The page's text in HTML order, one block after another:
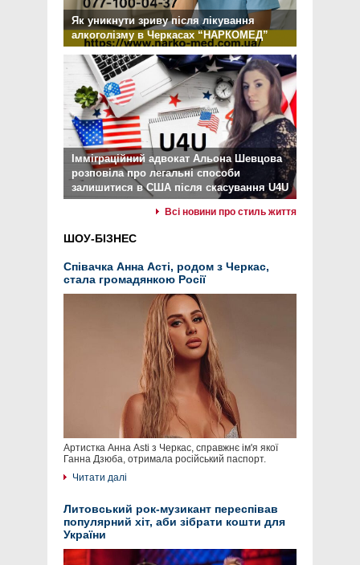
Як уникнути зриву після лікування
алкоголізму в Черкасах “НАРКОМЕД”
Імміграційний адвокат Альона Шевцова
розповіла про легальні способи
залишитися в США після скасування U4U
Всі новини про стиль життя
ШОУ-БІЗНЕС
Співачка Анна Асті, родом з Черкас,
стала громадянкою Росії
Артистка Анна Asti з Черкас, справжнє ім'я якої
Ганна Дзюба, отримала російський паспорт.
Читати далі
Литовський рок-музикант переспівав
популярний хіт, аби зібрати кошти для
України